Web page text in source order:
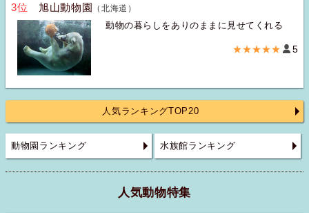
3位 旭山動物園 （北海道）
動物の暮らしをありのままに見せてくれる
★★★★★ 5
人気ランキングTOP20
動物園ランキング 水族館ランキング
人気動物特集